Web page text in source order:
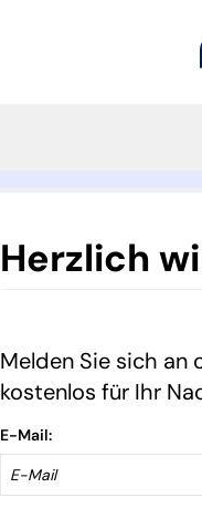
Herzlich
Melden Sie sich an
kostenlos für Ihr
E-Mail